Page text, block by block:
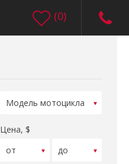
(0)
Цена, $